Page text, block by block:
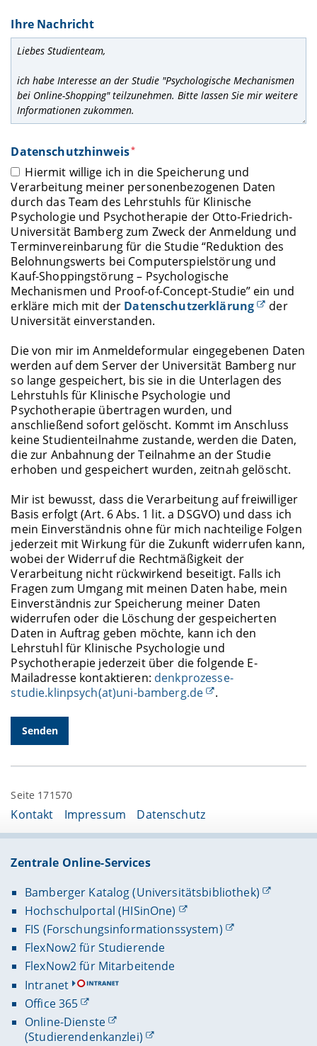
Ihre Nachricht
Datenschutzhinweis*
Hiermit willige ich in die Speicherung und
Verarbeitung meiner personenbezogenen Daten
durch das Team des Lehrstuhls für Klinische
Psychologie und Psychotherapie der Otto-Friedrich-
Universität Bamberg zum Zweck der Anmeldung und
Terminvereinbarung für die Studie “Reduktion des
Belohnungswerts bei Computerspielstörung und
Kauf-Shoppingstörung – Psychologische
Mechanismen und Proof-of-Concept-Studie” ein und
erkläre mich mit der Datenschutzerklärung
der
Universität einverstanden.
Die von mir im Anmeldeformular eingegebenen Daten
werden auf dem Server der Universität Bamberg nur
so lange gespeichert, bis sie in die Unterlagen des
Lehrstuhls für Klinische Psychologie und
Psychotherapie übertragen wurden, und
anschließend sofort gelöscht. Kommt im Anschluss
keine Studienteilnahme zustande, werden die Daten,
die zur Anbahnung der Teilnahme an der Studie
erhoben und gespeichert wurden, zeitnah gelöscht.
Mir ist bewusst, dass die Verarbeitung auf freiwilliger
Basis erfolgt (Art. 6 Abs. 1 lit. a DSGVO) und dass ich
mein Einverständnis ohne für mich nachteilige Folgen
jederzeit mit Wirkung für die Zukunft widerrufen kann,
wobei der Widerruf die Rechtmäßigkeit der
Verarbeitung nicht rückwirkend beseitigt. Falls ich
Fragen zum Umgang mit meinen Daten habe, mein
Einverständnis zur Speicherung meiner Daten
widerrufen oder die Löschung der gespeicherten
Daten in Auftrag geben möchte, kann ich den
Lehrstuhl für Klinische Psychologie und
Psychotherapie jederzeit über die folgende E-
Mailadresse kontaktieren: denkprozesse-
studie.klinpsych(at)uni-bamberg.de
.
Seite 171570
Kontakt Impressum Datenschutz
Zentrale Online-Services
Bamberger Katalog (Universitätsbibliothek)
Hochschulportal (HISinOne)
FIS (Forschungsinformationssystem)
FlexNow2 für Studierende
FlexNow2 für Mitarbeitende
Intranet
Office 365
Online-Dienste
(Studierendenkanzlei)